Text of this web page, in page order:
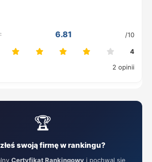
6.81 /10
4
2 opinii
🏆
swoją firmę w rankingu?
Certyfikat Rankingowy i pochwal się